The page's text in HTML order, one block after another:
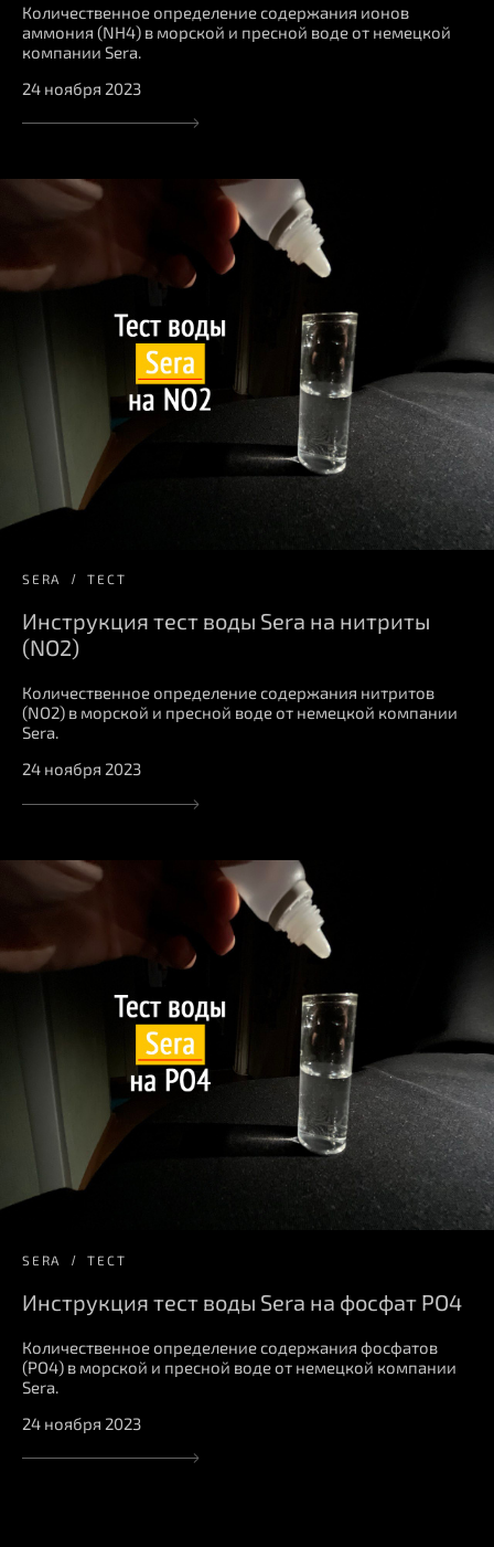
Количественное определение содержания ионов
аммония (NH4) в морской и пресной воде от немецкой
компании Sera.
24 ноября 2023
SERA ТЕСТ
Инструкция тест воды Sera на нитриты
(NO2)
Количественное определение содержания нитритов
(NO2) в морской и пресной воде от немецкой компании
Sera.
24 ноября 2023
SERA ТЕСТ
Инструкция тест воды Sera на фосфат PO4
Количественное определение содержания фосфатов
(PO4) в морской и пресной воде от немецкой компании
Sera.
24 ноября 2023